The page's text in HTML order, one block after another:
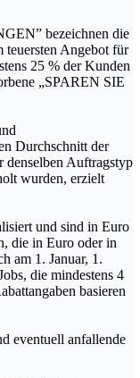
bezeichnen die
teuersten Angebot für
25 % der Kunden
„SPAREN SIE
Durchschnitt der
denselben Auftragstyp
wurden, erzielt
und sind in Euro
die in Euro oder in
am 1. Januar, 1.
die mindestens 4
basieren
eventuell anfallende